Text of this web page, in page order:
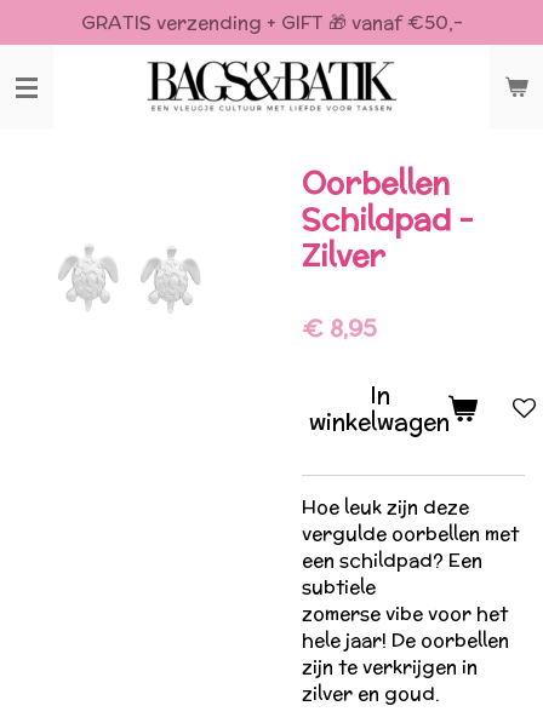
direct
naar
de
GRATIS verzending + GIFT 🎁 vanaf €50,-
Oorbellen
Schildpad -
Zilver
€ 8,95
In
winkelwagen
Hoe leuk zijn deze
vergulde oorbellen met
een schildpad? Een
subtiele
zomersevibevoor het
hele jaar! De oorbellen
zijn te verkrijgen in
zilver en goud.